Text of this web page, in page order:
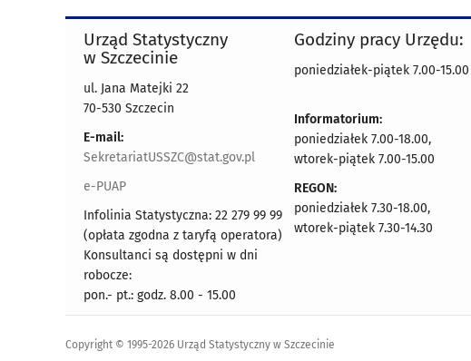
Urząd Statystyczny
w Szczecinie
ul. Jana Matejki 22
70-530 Szczecin
E-mail:
SekretariatUSSZC@stat.gov.pl
e-PUAP
Infolinia Statystyczna: 22 279 99 99
(opłata zgodna z taryfą operatora)
Konsultanci są dostępni w dni
robocze:
pon.- pt.: godz. 8.00 - 15.00
Godziny pracy Urzędu:
poniedziałek-piątek 7.00-15.00
Informatorium:
poniedziałek 7.00-18.00,
wtorek-piątek 7.00-15.00
REGON:
poniedziałek 7.30-18.00,
wtorek-piątek 7.30-14.30
Copyright © 1995-2026 Urząd Statystyczny w Szczecinie